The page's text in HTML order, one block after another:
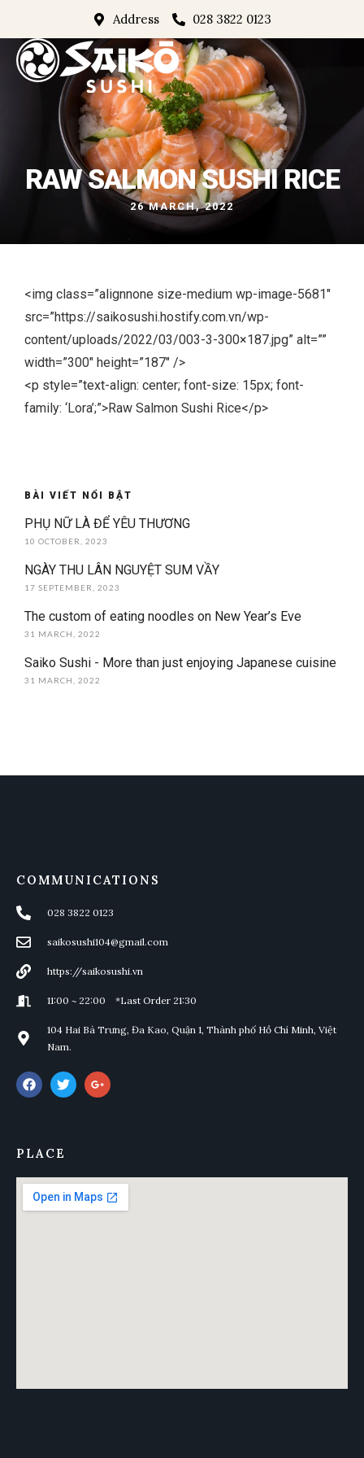
Address 028 3822 0123
RAW SALMON SUSHI RICE
26 MARCH, 2022
<img class=”alignnone size-medium wp-image-5681″
src=”https://saikosushi.hostify.com.vn/wp-
content/uploads/2022/03/003-3-300×187.jpg” alt=””
width=”300″ height=”187″ />
<p style=”text-align: center; font-size: 15px; font-
family: ‘Lora’;”>Raw Salmon Sushi Rice</p>
BÀI VIẾT NỔI BẬT
PHỤ NỮ LÀ ĐỂ YÊU THƯƠNG
10 OCTOBER, 2023
NGÀY THU LÂN NGUYỆT SUM VẦY
17 SEPTEMBER, 2023
The custom of eating noodles on New Year’s Eve
31 MARCH, 2022
Saiko Sushi - More than just enjoying Japanese cuisine
31 MARCH, 2022
COMMUNICATIONS
028 3822 0123
saikosushi104@gmail.com
https://saikosushi.vn
11:00 ~ 22:00 *Last Order 21:30
104 Hai Bà Trưng, Đa Kao, Quận 1, Thành phố Hồ Chí Minh, Việt
Nam.
PLACE